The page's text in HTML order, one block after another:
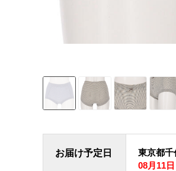
お届け予定日 東京都千
08月11